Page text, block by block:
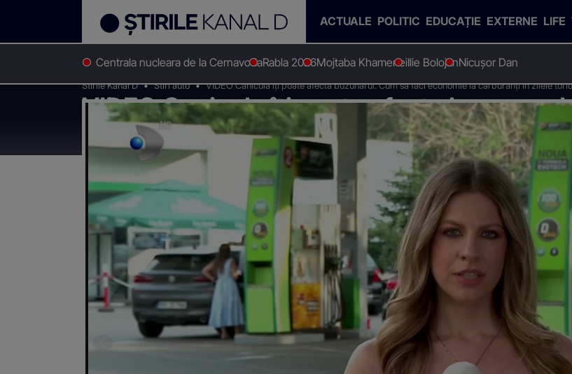
ACTUALE POLITIC EDUCAȚIE EXTERNE LIFE
Centrala nucleara de la CernavodaRabla 2026Mojtaba KhameneiIlie BolojanNicușor Dan
Stirile Kanal D Stiri auto VIDEO Canicula îți poate afecta buzunarul. Cum să faci economie la carburanți în zilele
VIDEO Canicula îți poate afecta
economie la carburanți în zilele toride